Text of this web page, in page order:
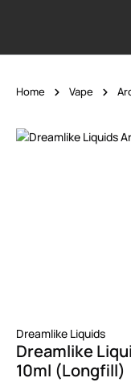
Home Vape
Bildergalerie
Dreamlike Liquids
Dreamlike
10ml (Longfill)